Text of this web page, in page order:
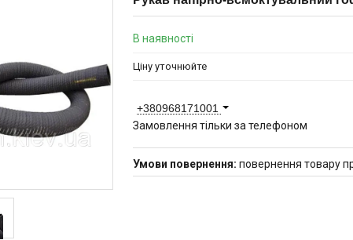
В наявності
Ціну уточнюйте
+380968171001
Замовлення тільки за телефоном
повернення товару